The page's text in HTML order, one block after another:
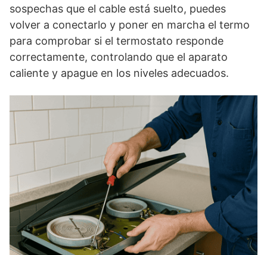
sospechas que el cable está suelto, puedes
volver a conectarlo y poner en marcha el termo
para comprobar si el termostato responde
correctamente, controlando que el aparato
caliente y apague en los niveles adecuados.